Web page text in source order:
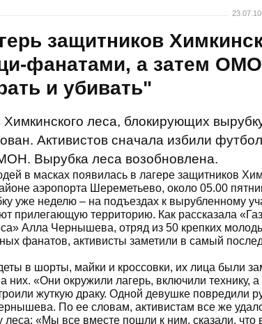
защитников
фанатами, а затем
и убивать"
леса, блокирующих
Активистов сначала избили
Вырубка леса возобновлена.
в масках появилась в лагере защитников
аэропорта Шереметьево, около 05.00
уже неделю – на подъездах к вырубленному
прилегающую территорию. Как рассказала
Алла Чернышева, отряд из 50 крепких
фанатов, активисты заметили в самый
в шорты, майки и кроссовки, их лица были
них. «Они окружили лагерь, включили технику,
жуткую драку. Одной девушке повредили
По ее словам, активистам все же
леса: «Мы все вместе пошли к ним, сказали,